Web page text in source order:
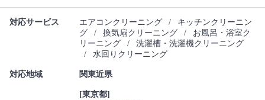
対応サービス エアコンクリーニング /
キッチンクリーニン
グ
/ 換気扇クリーニング /
お風呂・浴室ク
リーニング
/
洗濯槽・洗濯機クリーニング
/
水回りクリーニング
対応地域 関東近県
[東京都]